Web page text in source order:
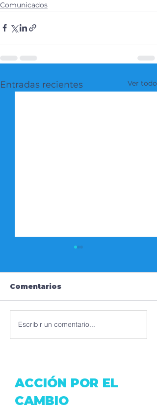
Comunicados
Entradas recientes Ver todo
SE VALORAN LOS
ESFUERZOS, SE
Comentarios
Escribir un comentario...
ACCIÓN POR EL
CAMBIO